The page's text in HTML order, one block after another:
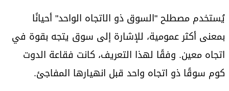
يُستخدم مصطلح "السوق ذو الاتجاه الواحد" أحيانًا
بمعنى أكثر عمومية، للإشارة إلى سوق يتجه بقوة في
اتجاه معين. وفقًا لهذا التعريف، كانت فقاعة الدوت
كوم سوقًا ذو اتجاه واحد قبل انهيارها المفاجئ.